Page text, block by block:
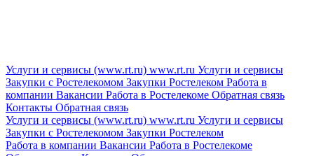
Услуги и сервисы (www.rt.ru) www.rt.ru Услуги и сервисы
Закупки с Ростелекомом Закупки Ростелеком Работа в
компании Вакансии Работа в Ростелекоме Обратная связь
Контакты Обратная связь
Услуги и сервисы (www.rt.ru) www.rt.ru Услуги и сервисы
Закупки с Ростелекомом Закупки Ростелеком
Работа в компании Вакансии Работа в Ростелекоме